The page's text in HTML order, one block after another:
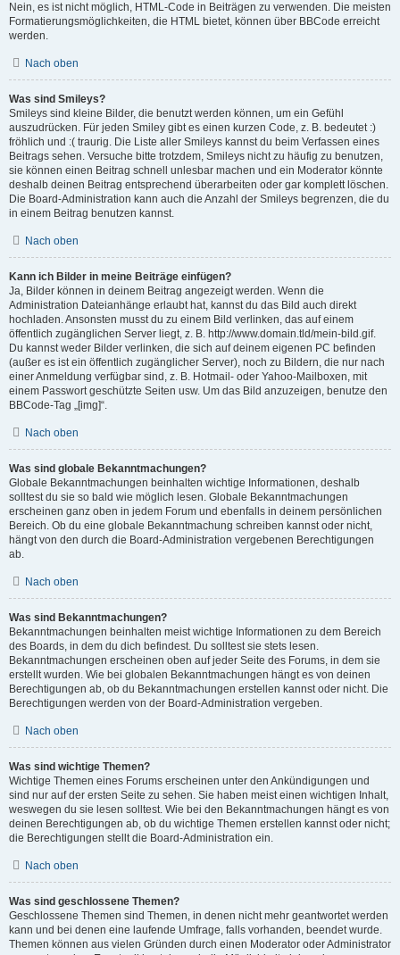
Nein, es ist nicht möglich, HTML-Code in Beiträgen zu verwenden. Die meisten
Formatierungsmöglichkeiten, die HTML bietet, können über BBCode erreicht
werden.
Nach oben
Was sind Smileys?
Smileys sind kleine Bilder, die benutzt werden können, um ein Gefühl
auszudrücken. Für jeden Smiley gibt es einen kurzen Code, z. B. bedeutet :)
fröhlich und :( traurig. Die Liste aller Smileys kannst du beim Verfassen eines
Beitrags sehen. Versuche bitte trotzdem, Smileys nicht zu häufig zu benutzen,
sie können einen Beitrag schnell unlesbar machen und ein Moderator könnte
deshalb deinen Beitrag entsprechend überarbeiten oder gar komplett löschen.
Die Board-Administration kann auch die Anzahl der Smileys begrenzen, die du
in einem Beitrag benutzen kannst.
Nach oben
Kann ich Bilder in meine Beiträge einfügen?
Ja, Bilder können in deinem Beitrag angezeigt werden. Wenn die
Administration Dateianhänge erlaubt hat, kannst du das Bild auch direkt
hochladen. Ansonsten musst du zu einem Bild verlinken, das auf einem
öffentlich zugänglichen Server liegt, z. B. http://www.domain.tld/mein-bild.gif.
Du kannst weder Bilder verlinken, die sich auf deinem eigenen PC befinden
(außer es ist ein öffentlich zugänglicher Server), noch zu Bildern, die nur nach
einer Anmeldung verfügbar sind, z. B. Hotmail- oder Yahoo-Mailboxen, mit
einem Passwort geschützte Seiten usw. Um das Bild anzuzeigen, benutze den
BBCode-Tag „[img]“.
Nach oben
Was sind globale Bekanntmachungen?
Globale Bekanntmachungen beinhalten wichtige Informationen, deshalb
solltest du sie so bald wie möglich lesen. Globale Bekanntmachungen
erscheinen ganz oben in jedem Forum und ebenfalls in deinem persönlichen
Bereich. Ob du eine globale Bekanntmachung schreiben kannst oder nicht,
hängt von den durch die Board-Administration vergebenen Berechtigungen
ab.
Nach oben
Was sind Bekanntmachungen?
Bekanntmachungen beinhalten meist wichtige Informationen zu dem Bereich
des Boards, in dem du dich befindest. Du solltest sie stets lesen.
Bekanntmachungen erscheinen oben auf jeder Seite des Forums, in dem sie
erstellt wurden. Wie bei globalen Bekanntmachungen hängt es von deinen
Berechtigungen ab, ob du Bekanntmachungen erstellen kannst oder nicht. Die
Berechtigungen werden von der Board-Administration vergeben.
Nach oben
Was sind wichtige Themen?
Wichtige Themen eines Forums erscheinen unter den Ankündigungen und
sind nur auf der ersten Seite zu sehen. Sie haben meist einen wichtigen Inhalt,
weswegen du sie lesen solltest. Wie bei den Bekanntmachungen hängt es von
deinen Berechtigungen ab, ob du wichtige Themen erstellen kannst oder nicht;
die Berechtigungen stellt die Board-Administration ein.
Nach oben
Was sind geschlossene Themen?
Geschlossene Themen sind Themen, in denen nicht mehr geantwortet werden
kann und bei denen eine laufende Umfrage, falls vorhanden, beendet wurde.
Themen können aus vielen Gründen durch einen Moderator oder Administrator